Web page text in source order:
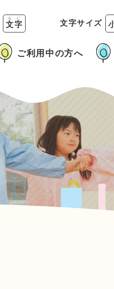
文
も
字
じ
文字サイズ
ご利用中の方へ